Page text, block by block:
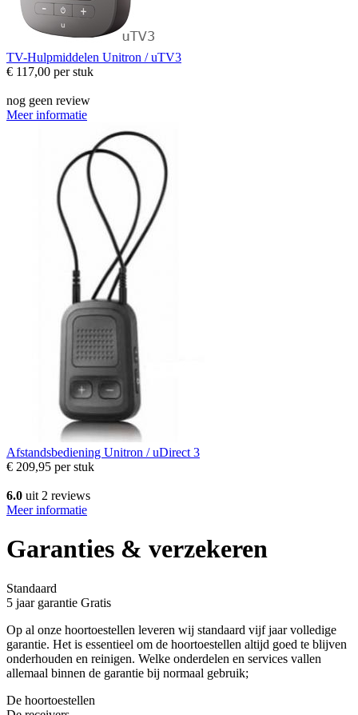
TV-Hulpmiddelen Unitron / uTV3
€ 117,00 per stuk
nog geen review
Meer informatie
Afstandsbediening Unitron / uDirect 3
€ 209,95 per stuk
6.0 uit 2 reviews
Meer informatie
Garanties & verzekeren
Standaard
5 jaar garantie Gratis
Op al onze hoortoestellen leveren wij standaard vijf jaar volledige
garantie. Het is essentieel om de hoortoestellen altijd goed te blijven
onderhouden en reinigen. Welke onderdelen en services vallen
allemaal binnen de garantie bij normaal gebruik;
De hoortoestellen